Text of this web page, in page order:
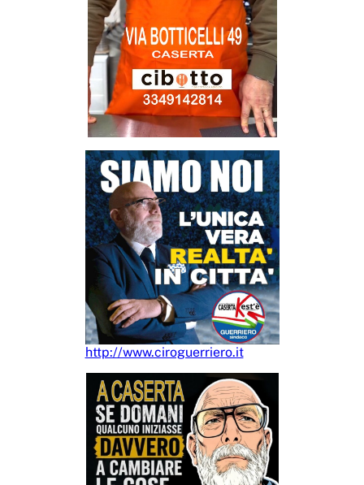
http://www.ciroguerriero.it